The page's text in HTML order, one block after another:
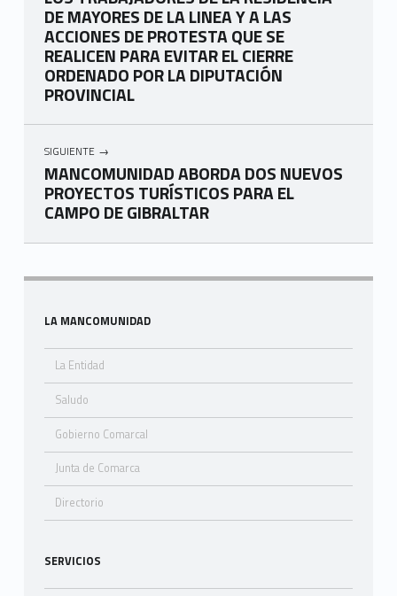
DE MAYORES DE LA LINEA Y A LAS
ACCIONES DE PROTESTA QUE SE
REALICEN PARA EVITAR EL CIERRE
ORDENADO POR LA DIPUTACIÓN
PROVINCIAL
SIGUIENTE
MANCOMUNIDAD ABORDA DOS NUEVOS
PROYECTOS TURÍSTICOS PARA EL
CAMPO DE GIBRALTAR
Sidebar
LA MANCOMUNIDAD
La Entidad
Saludo
Gobierno Comarcal
Junta de Comarca
Directorio
SERVICIOS